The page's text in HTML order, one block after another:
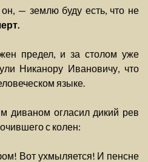
— землю буду есть, что не
предел, и за столом уже
Никанору Ивановичу, что
языке.
диваном огласил дикий рев
с колен:
Вот ухмыляется! И пенсне